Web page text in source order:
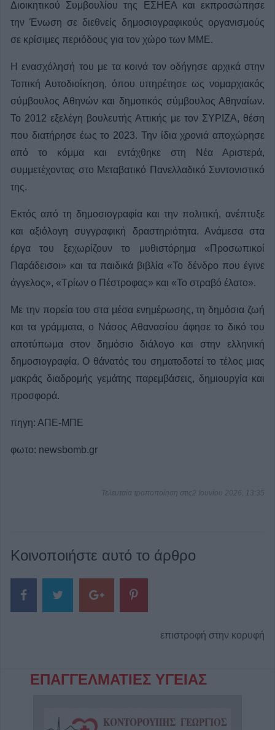
Διοικητικού Συμβουλίου της ΕΣΗΕΑ και εκπροσώπησε
την Ένωση σε διεθνείς δημοσιογραφικούς οργανισμούς
σε κρίσιμες περιόδους για τον χώρο των ΜΜΕ.
Η ενασχόλησή του με τα κοινά τον οδήγησε αρχικά στην
Τοπική Αυτοδιοίκηση, όπου υπηρέτησε ως νομαρχιακός
σύμβουλος Αθηνών και δημοτικός σύμβουλος Αθηναίων.
Το 2012 εξελέγη βουλευτής Αττικής με τον ΣΥΡΙΖΑ, θέση
που διατήρησε έως το 2023. Την ίδια χρονιά αποχώρησε
από το κόμμα και εντάχθηκε στη Νέα Αριστερά,
συμμετέχοντας στο Μεταβατικό Πανελλαδικό Συντονιστικό
της.
Εκτός από τη δημοσιογραφία και την πολιτική, ανέπτυξε
και αξιόλογη συγγραφική δραστηριότητα. Ανάμεσα στα
έργα του ξεχωρίζουν το μυθιστόρημα «Προσωπικοί
Παράδεισοι» και τα παιδικά βιβλία «Το δένδρο που έγινε
άγγελος», «Τρίων ο Πέστροφας» και «Το στραβό έλατο».
Με την πορεία του στα μέσα ενημέρωσης, τη δημόσια ζωή
και τα γράμματα, ο Νάσος Αθανασίου άφησε το δικό του
αποτύπωμα στον δημόσιο διάλογο και στην ελληνική
δημοσιογραφία. Ο θάνατός του σηματοδοτεί το τέλος μιας
μακράς διαδρομής γεμάτης παρεμβάσεις, δημιουργία και
προσφορά.
πηγη: ΑΠΕ-ΜΠΕ
φωτο: newsbomb.gr
Τελευταία τροποποίηση στις2 Ιουνίου 2026, 13:35
Κοινοποιήστε αυτό το άρθρο
επιστροφή στην κορυφή
ΕΠΑΓΓΕΛΜΑΤΙΕΣ ΥΓΕΙΑΣ